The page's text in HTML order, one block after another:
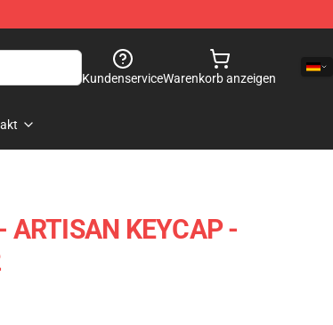
KundenserviceWarenkorb anzeigen
ARTISAN KEYCAP -